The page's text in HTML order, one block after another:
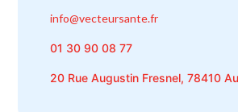
info@vecteursante.fr
01 30 90 08 77
20 Rue Augustin Fresnel, 78410